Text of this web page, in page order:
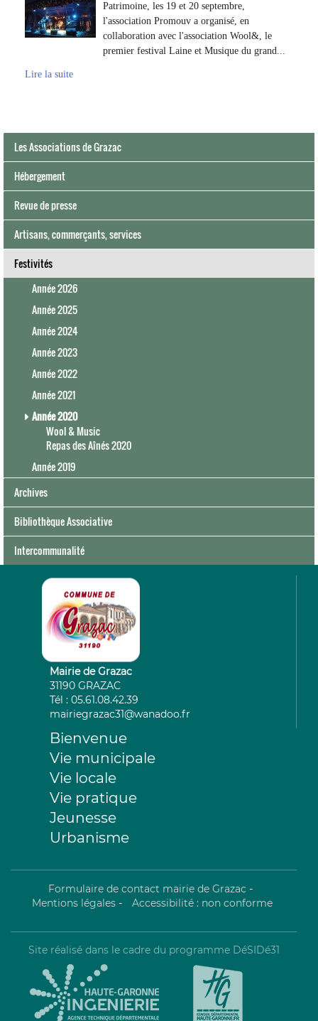
Patrimoine, les 19 et 20 septembre,
l'association Promouv a organisé, en
collaboration avec l'association Wool&, le
premier festival Laine et Musique du grand...
Lire la suite
Les Associations de Grazac
Hébergement
Revue de presse
Artisans, commerçants, services
Festivités
Année 2026
Année 2025
Année 2024
Année 2023
Année 2022
Année 2021
Année 2020
Wool & Music
Repas des Aînés 2020
Année 2019
Archives
Bibliothèque Associative
Intercommunalité
Mairie de Grazac
31190 GRAZAC
Tél : 05.61.08.42.39
mairiegrazac31@wanadoo.fr
Bienvenue
Vie municipale
Vie locale
Vie pratique
Jeunesse
Urbanisme
Formulaire de contact mairie de Grazac -
Mentions légales- Accessibilité : non conforme
Site réalisé dans le cadre du programme DéSIDé31